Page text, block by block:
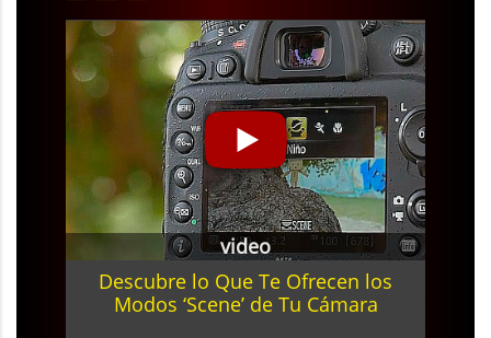
video
Descubre lo Que Te Ofrecen los
Modos ‘Scene’ de Tu Cámara